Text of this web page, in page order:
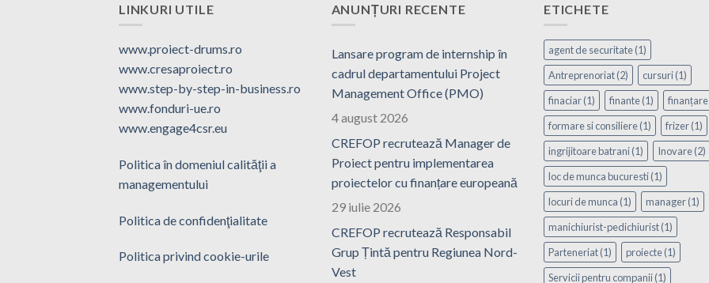
LINKURI UTILE
www.proiect-drums.ro
www.cresaproiect.ro
www.step-by-step-in-business.ro
www.fonduri-ue.ro
www.engage4csr.eu
Politica în domeniul calităţii a
managementului
Politica de confidenţialitate
Politica privind cookie-urile
ANUNȚURI RECENTE
Lansare program de internship în
cadrul departamentului Project
Management Office (PMO)
4 august 2026
CREFOP recrutează Manager de
Proiect pentru implementarea
proiectelor cu finanțare europeană
29 iulie 2026
CREFOP recrutează Responsabil
Grup Țintă pentru Regiunea Nord-
Vest
ETICHETE
agent de securitate(1)
Antreprenoriat(2) cursuri(1)
finaciar(1) finante(1) finanțare
formare si consiliere(1) frizer(1)
ingrijitoare batrani(1) Inovare(2)
loc de munca bucuresti(1)
locuri de munca (1) manager(1)
manichiurist-pedichiurist(1)
Parteneriat(1) proiecte(1)
Servicii pentru companii(1)